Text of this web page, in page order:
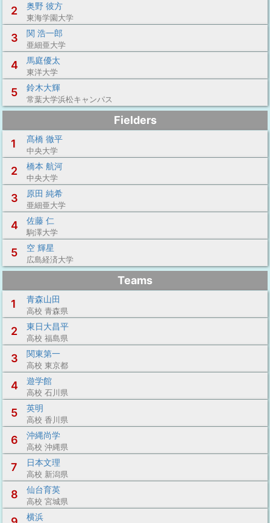
2 奥野 彼方
東海学園大学
3 関 浩一郎
亜細亜大学
4 馬庭優太
東洋大学
5 鈴木大輝
常葉大学浜松キャンパス
Fielders
1
髙橋 徹平
中央大学
2 橋本 航河
中央大学
3 原田 純希
亜細亜大学
4 佐藤 仁
駒澤大学
5 空 輝星
広島経済大学
Teams
1
青森山田
高校 青森県
2 東日大昌平
高校 福島県
3 関東第一
高校 東京都
4 遊学館
高校 石川県
5 英明
高校 香川県
6 沖縄尚学
高校 沖縄県
7 日本文理
高校 新潟県
8 仙台育英
高校 宮城県
横浜